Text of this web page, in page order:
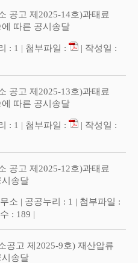
공고 제2025-14호)과태료
따른 공시송달
: 1 | 첨부파일 :
| 작성일 :
공고 제2025-13호)과태료
따른 공시송달
: 1 | 첨부파일 :
| 작성일 :
공고 제2025-12호)과태료
시송달
소 | 공공누리 : 1 | 첨부파일 :
: 189 |
공고 제2025-9호) 재산압류
시송달